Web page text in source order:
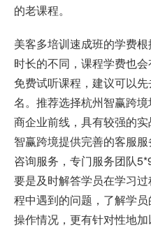
的老课程。
美客多培训速成班的学费
时长的不同，课程学费也
免费试听课程，建议可以
名。推荐选择杭州智赢跨
商企业前线，具有较强的实
智赢跨境提供完善的客服
咨询服务，专门服务团队
要是及时解答学员在学习
程中遇到的问题，了解学
操作情况，更有针对性地